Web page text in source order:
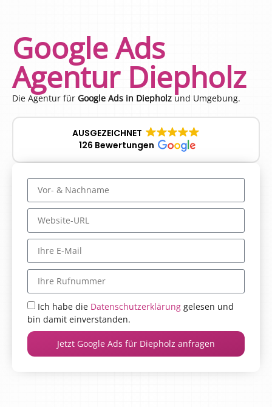
Google Ads
Agentur Diepholz
Die Agentur für Google Ads in Diepholz und Umgebung.
AUSGEZEICHNET
126 Bewertungen
Ich habe die Datenschutzerklärung gelesen und
bin damit einverstanden.
Jetzt Google Ads für Diepholz anfragen